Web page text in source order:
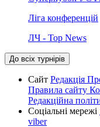
Ліга конференцій
ЛЧ - Top News
До всіх турнірів
Сайт Редакція
Правила сайту
Редакційна
Соціальні мережі
viber